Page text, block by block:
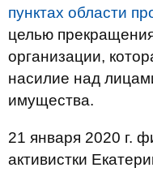
пунктах области
целью
организации,
насилие над
имущества.
21 января 2020 г.
активистки